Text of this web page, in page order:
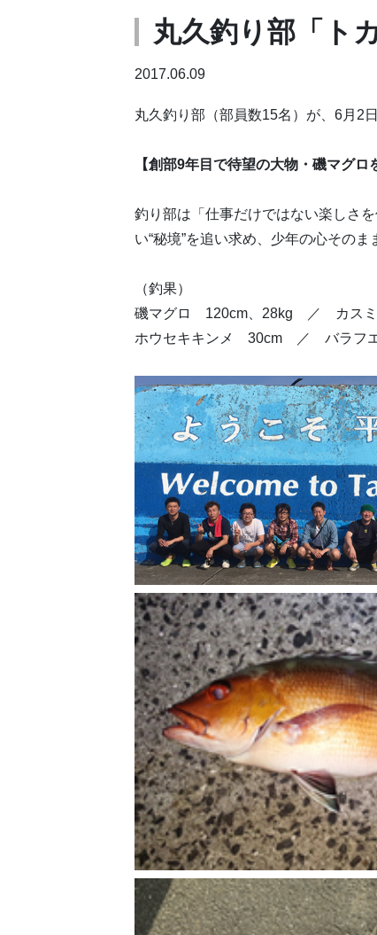
丸久釣り部「ト
2017.06.09
丸久釣り部（部員数15名）が、6月2
【創部9年目で待望の大物・磯マグロ
釣り部は「仕事だけではない楽しさ
い“秘境”を追い求め、少年の心その
（釣果）
磯マグロ 120cm、28kg ／ カス
ホウセキキンメ 30cm ／ バラフ